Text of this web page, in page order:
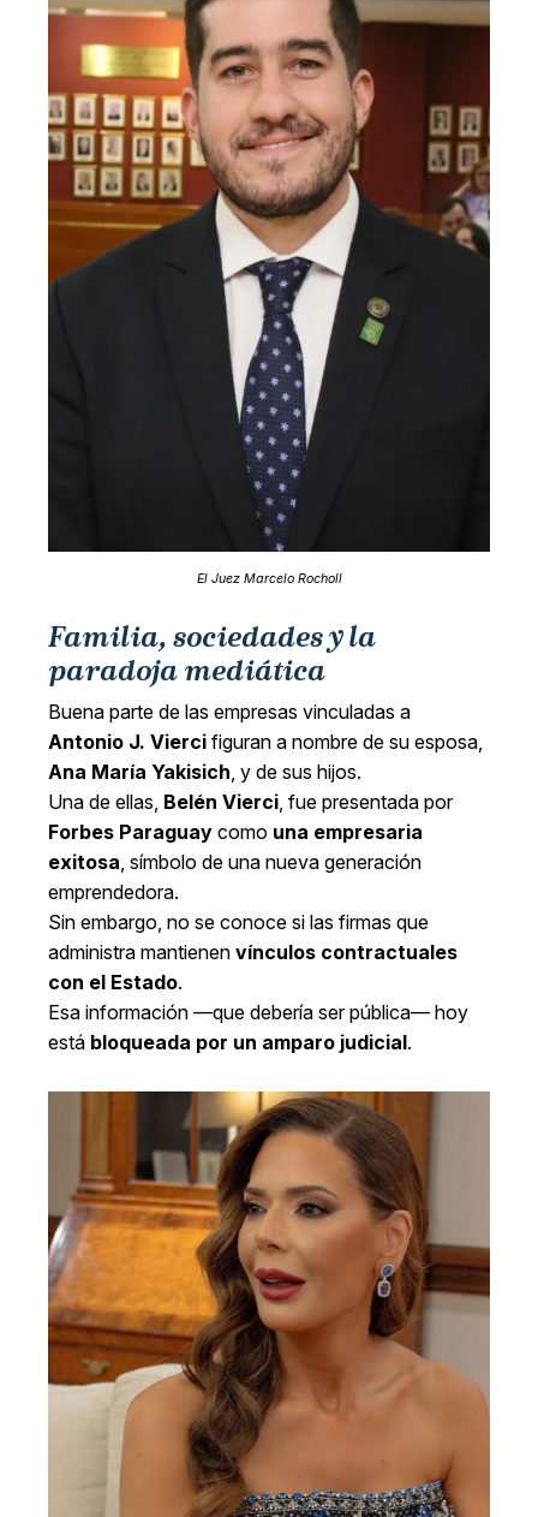
El Juez Marcelo Rocholl
Familia, sociedades y la
paradoja mediática
Buena parte de las empresas vinculadas a
Antonio J. Vierci figuran a nombre de su esposa,
Ana María Yakisich, y de sus hijos.
Una de ellas, Belén Vierci, fue presentada por
Forbes Paraguay como una empresaria
exitosa, símbolo de una nueva generación
emprendedora.
Sin embargo, no se conoce si las firmas que
administra mantienen vínculos contractuales
con el Estado.
Esa información —que debería ser pública— hoy
está bloqueada por un amparo judicial.